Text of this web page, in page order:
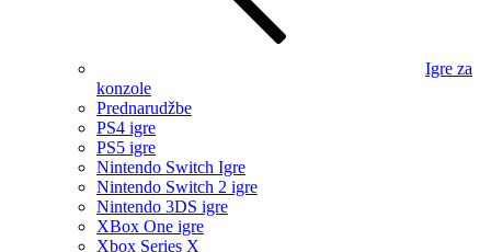
Igre za
konzole
Prednarudžbe
PS4 igre
PS5 igre
Nintendo Switch Igre
Nintendo Switch 2 igre
Nintendo 3DS igre
XBox One igre
Xbox Series X